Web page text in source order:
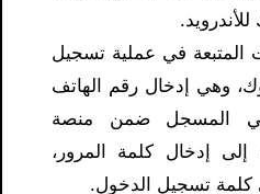
المتبعة في عملية تسجيل
وهي إدخال رقم الهاتف
المسجل ضمن منصة
إلى إدخال كلمة المرور،
تسجيل الدخول.